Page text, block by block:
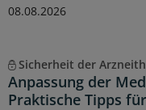
08.08.2026
Sicherheit der
Anpassung der
Praktische Tipps